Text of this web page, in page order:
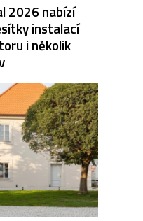
2026 nabízí
instalací
i několik